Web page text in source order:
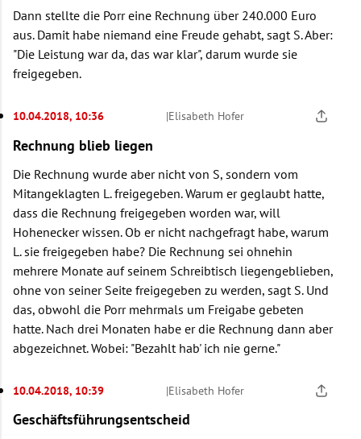
Dann stellte die Porr eine Rechnung über 240.000 Euro
aus. Damit habe niemand eine Freude gehabt, sagt S. Aber:
"Die Leistung war da, das war klar", darum wurde sie
freigegeben.
10.04.2018, 10:36 |Elisabeth Hofer
Rechnung blieb liegen
Die Rechnung wurde aber nicht von S, sondern vom
Mitangeklagten L. freigegeben. Warum er geglaubt hatte,
dass die Rechnung freigegeben worden war, will
Hohenecker wissen. Ob er nicht nachgefragt habe, warum
L. sie freigegeben habe? Die Rechnung sei ohnehin
mehrere Monate auf seinem Schreibtisch liegengeblieben,
ohne von seiner Seite freigegeben zu werden, sagt S. Und
das, obwohl die Porr mehrmals um Freigabe gebeten
hatte. Nach drei Monaten habe er die Rechnung dann aber
abgezeichnet. Wobei: "Bezahlt hab' ich nie gerne."
10.04.2018, 10:39 |Elisabeth Hofer
Geschäftsführungsentscheid